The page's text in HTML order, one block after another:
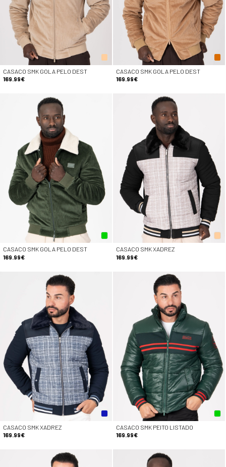
CASACO SMK GOLA PELO DEST
169.99€
CASACO SMK GOLA PELO DEST
169.99€
CASACO SMK GOLA PELO DEST
169.99€
CASACO SMK XADREZ
169.99€
CASACO SMK XADREZ
169.99€
CASACO SMK PEITO LISTADO
169.99€